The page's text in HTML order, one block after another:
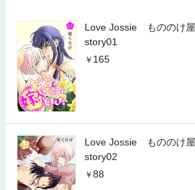
Love Jossie もののけ
story01
165
Love Jossie もののけ
story02
88